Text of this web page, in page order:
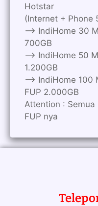
Hotstar
(Internet + Phone
——> IndiHome 30
700GB
——> IndiHome 50
1.200GB
——> IndiHome
FUP 2.000GB
Attention :
FUP nya